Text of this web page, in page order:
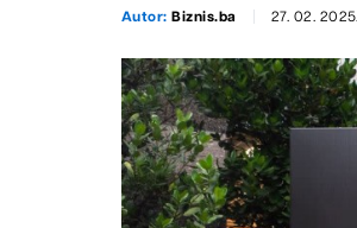
Autor:Biznis.ba 27. 02. 2025.